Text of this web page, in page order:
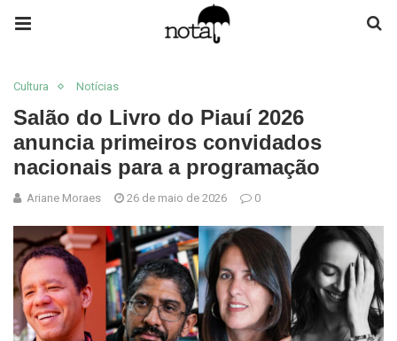
Cultura Notícias
Salão do Livro do Piauí 2026
anuncia primeiros convidados
nacionais para a programação
Ariane Moraes 26 de maio de 2026 0